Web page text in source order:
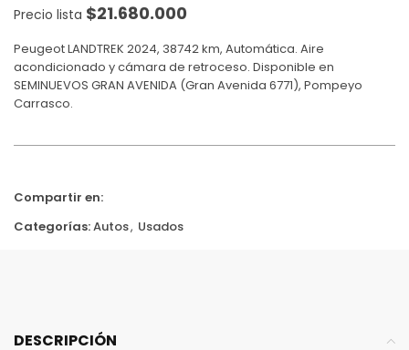
Precio lista $21.680.000
Peugeot LANDTREK 2024, 38742 km, Automática. Aire
acondicionado y cámara de retroceso. Disponible en
SEMINUEVOS GRAN AVENIDA (Gran Avenida 6771), Pompeyo
Carrasco.
Compartir en:
Categorías:Autos, Usados
DESCRIPCIÓN